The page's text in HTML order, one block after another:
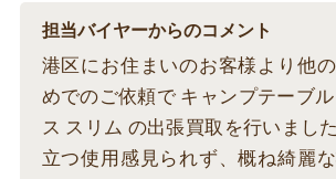
担当バイヤーからのコメント
港区にお住まいのお客様より他
めでのご依頼で キャンプテーブ
ス スリム の出張買取を行いまし
立つ使用感見られず、概ね綺麗